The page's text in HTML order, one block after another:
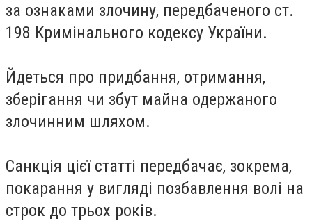
за ознаками злочину, передбаченого ст.
198 Кримінального кодексу України.
Йдеться про придбання, отримання,
зберігання чи збут майна одержаного
злочинним шляхом.
Санкція цієї статті передбачає, зокрема,
покарання у вигляді позбавлення волі на
строк до трьох років.